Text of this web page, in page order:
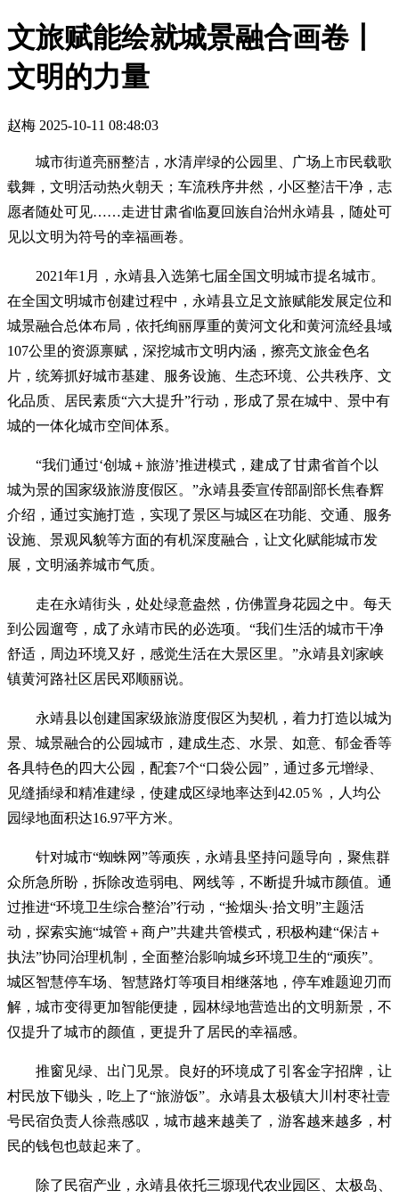
文旅赋能绘就城景融合画卷丨
文明的力量
赵梅 2025-10-11 08:48:03
城市街道亮丽整洁，水清岸绿的公园里、广场上市民载歌
载舞，文明活动热火朝天；车流秩序井然，小区整洁干净，志
愿者随处可见……走进甘肃省临夏回族自治州永靖县，随处可
见以文明为符号的幸福画卷。
2021年1月，永靖县入选第七届全国文明城市提名城市。
在全国文明城市创建过程中，永靖县立足文旅赋能发展定位和
城景融合总体布局，依托绚丽厚重的黄河文化和黄河流经县域
107公里的资源禀赋，深挖城市文明内涵，擦亮文旅金色名
片，统筹抓好城市基建、服务设施、生态环境、公共秩序、文
化品质、居民素质“六大提升”行动，形成了景在城中、景中有
城的一体化城市空间体系。
“我们通过‘创城＋旅游’推进模式，建成了甘肃省首个以
城为景的国家级旅游度假区。”永靖县委宣传部副部长焦春辉
介绍，通过实施打造，实现了景区与城区在功能、交通、服务
设施、景观风貌等方面的有机深度融合，让文化赋能城市发
展，文明涵养城市气质。
走在永靖街头，处处绿意盎然，仿佛置身花园之中。每天
到公园遛弯，成了永靖市民的必选项。“我们生活的城市干净
舒适，周边环境又好，感觉生活在大景区里。”永靖县刘家峡
镇黄河路社区居民邓顺丽说。
永靖县以创建国家级旅游度假区为契机，着力打造以城为
景、城景融合的公园城市，建成生态、水景、如意、郁金香等
各具特色的四大公园，配套7个“口袋公园”，通过多元增绿、
见缝插绿和精准建绿，使建成区绿地率达到42.05％，人均公
园绿地面积达16.97平方米。
针对城市“蜘蛛网”等顽疾，永靖县坚持问题导向，聚焦群
众所急所盼，拆除改造弱电、网线等，不断提升城市颜值。通
过推进“环境卫生综合整治”行动，“捡烟头·拾文明”主题活
动，探索实施“城管＋商户”共建共管模式，积极构建“保洁＋
执法”协同治理机制，全面整治影响城乡环境卫生的“顽疾”。
城区智慧停车场、智慧路灯等项目相继落地，停车难题迎刃而
解，城市变得更加智能便捷，园林绿地营造出的文明新景，不
仅提升了城市的颜值，更提升了居民的幸福感。
推窗见绿、出门见景。良好的环境成了引客金字招牌，让
村民放下锄头，吃上了“旅游饭”。永靖县太极镇大川村枣社壹
号民宿负责人徐燕感叹，城市越来越美了，游客越来越多，村
民的钱包也鼓起来了。
除了民宿产业，永靖县依托三塬现代农业园区、太极岛、